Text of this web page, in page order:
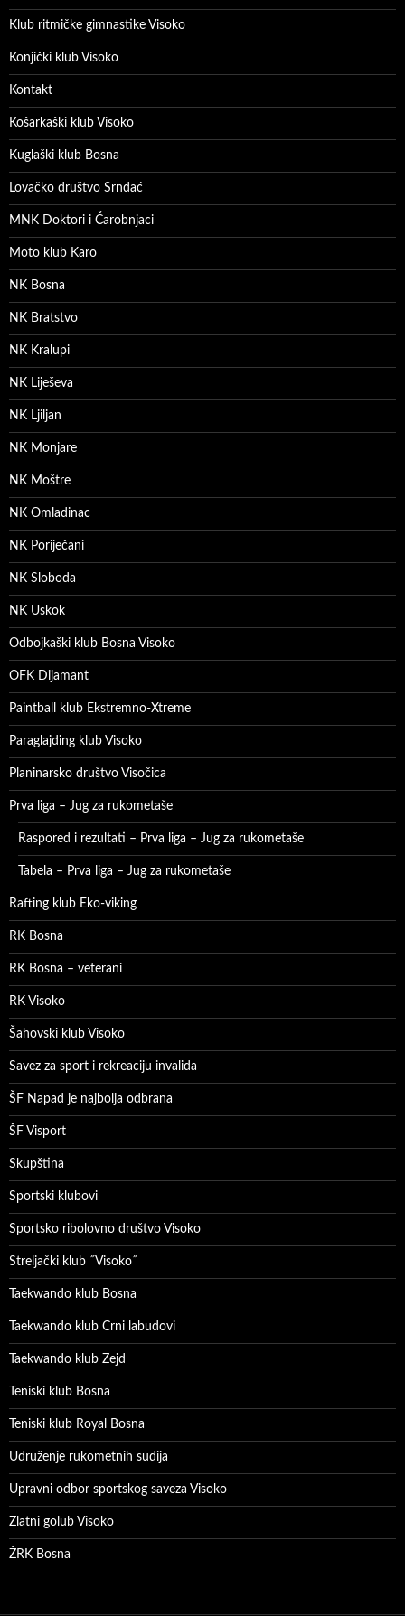
Klub ritmičke gimnastike Visoko
Konjički klub Visoko
Kontakt
Košarkaški klub Visoko
Kuglaški klub Bosna
Lovačko društvo Srndać
MNK Doktori i Čarobnjaci
Moto klub Karo
NK Bosna
NK Bratstvo
NK Kralupi
NK Liješeva
NK Ljiljan
NK Monjare
NK Moštre
NK Omladinac
NK Poriječani
NK Sloboda
NK Uskok
Odbojkaški klub Bosna Visoko
OFK Dijamant
Paintball klub Ekstremno-Xtreme
Paraglajding klub Visoko
Planinarsko društvo Visočica
Prva liga – Jug za rukometaše
Raspored i rezultati – Prva liga – Jug za rukometaše
Tabela – Prva liga – Jug za rukometaše
Rafting klub Eko-viking
RK Bosna
RK Bosna – veterani
RK Visoko
Šahovski klub Visoko
Savez za sport i rekreaciju invalida
ŠF Napad je najbolja odbrana
ŠF Visport
Skupština
Sportski klubovi
Sportsko ribolovno društvo Visoko
Streljački klub ˝Visoko˝
Taekwando klub Bosna
Taekwando klub Crni labudovi
Taekwando klub Zejd
Teniski klub Bosna
Teniski klub Royal Bosna
Udruženje rukometnih sudija
Upravni odbor sportskog saveza Visoko
Zlatni golub Visoko
ŽRK Bosna